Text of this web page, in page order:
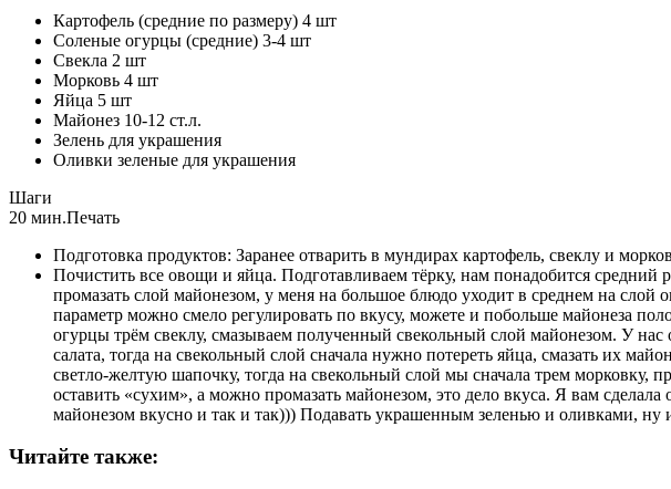
Картофель (средние по размеру) 4 шт
Соленые огурцы (средние) 3-4 шт
Свекла 2 шт
Морковь 4 шт
Яйца 5 шт
Майонез 10-12 ст.л.
Зелень для украшения
Оливки зеленые для украшения
Шаги
20 мин.Печать
Подготовка продуктов: Заранее отварить в мундирах картофель, свеклу и
Почистить все овощи и яйца. Подготавливаем тёрку, нам понадобится
промазать слой майонезом, у меня на большое блюдо уходит в среднем на
параметр можно смело регулировать по вкусу, можете и побольше майонеза
огурцы трём свеклу, смазываем полученный свекольный слой майонезом. У
салата, тогда на свекольный слой сначала нужно потереть яйца, смазать их
светло-желтую шапочку, тогда на свекольный слой мы сначала трем
оставить «сухим», а можно промазать майонезом, это дело вкуса. Я вам
майонезом вкусно и так и так))) Подавать украшенным зеленью и оливками,
Читайте также: